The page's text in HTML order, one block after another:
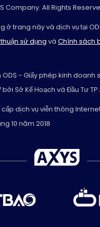
Company. All Rights
ở trang này và dịch vụ tại
sử dụng và Chính sách
- Giấy phép kinh doanh
Sở Kế Hoạch và Đầu Tư
dịch vụ viễn thông
10 năm 2018